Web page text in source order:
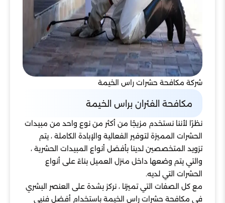
شركة مكافحة حشرات راس الخيمة
مكافحة الفئران براس الخيمة
نظرًا لأننا نستخدم مزيجًا من أكثر من نوع واحد من مبيدات
الحشرات المميزة لتوفير الفعالية والإبادة الكاملة ، يتم
تزويد المتخصصين لدينا بأفضل أنواع المبيدات الحشرية ،
والتي يتم وضعها داخل منزل العميل بناءً على أنواع
الحشرات التي لديه.
مع كل الصفات التي تميزنا ، نركز بشدة على العنصر البشري
في مكافحة حشرات راس الخيمة باستخدام أفضل فنيي